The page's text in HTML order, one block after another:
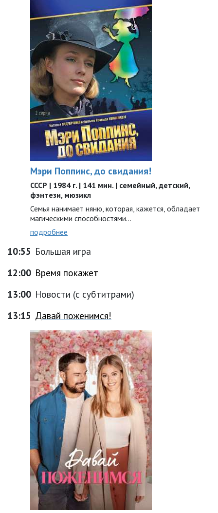
Мэри Поппинс, до свидания!
СССР | 1984 г. | 141 мин. | семейный, детский,
фэнтези, мюзикл
Семья нанимает няню, которая, кажется, обладает
магическими способностями…
подробнее
10:55 Большая игра
12:00 Время покажет
13:00 Новости (с субтитрами)
13:15 Давай поженимся!